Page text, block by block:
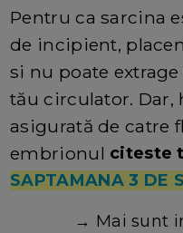
Pentru ca sarcina
de incipient,
si nu poate
tău circulator.
asigurată de catre
embrionul citeste
SAPTAMANA 3 DE
→ Mai sunt